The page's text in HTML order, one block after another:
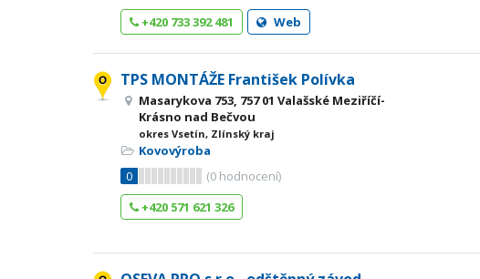
+420 733 392 481
Web
TPS MONTÁŽE František Polívka
Masarykova 753, 757 01 Valašské Meziříčí-
Krásno nad Bečvou
okres Vsetín, Zlínský kraj
Kovovýroba
0
(0 hodnocení)
+420 571 621 326